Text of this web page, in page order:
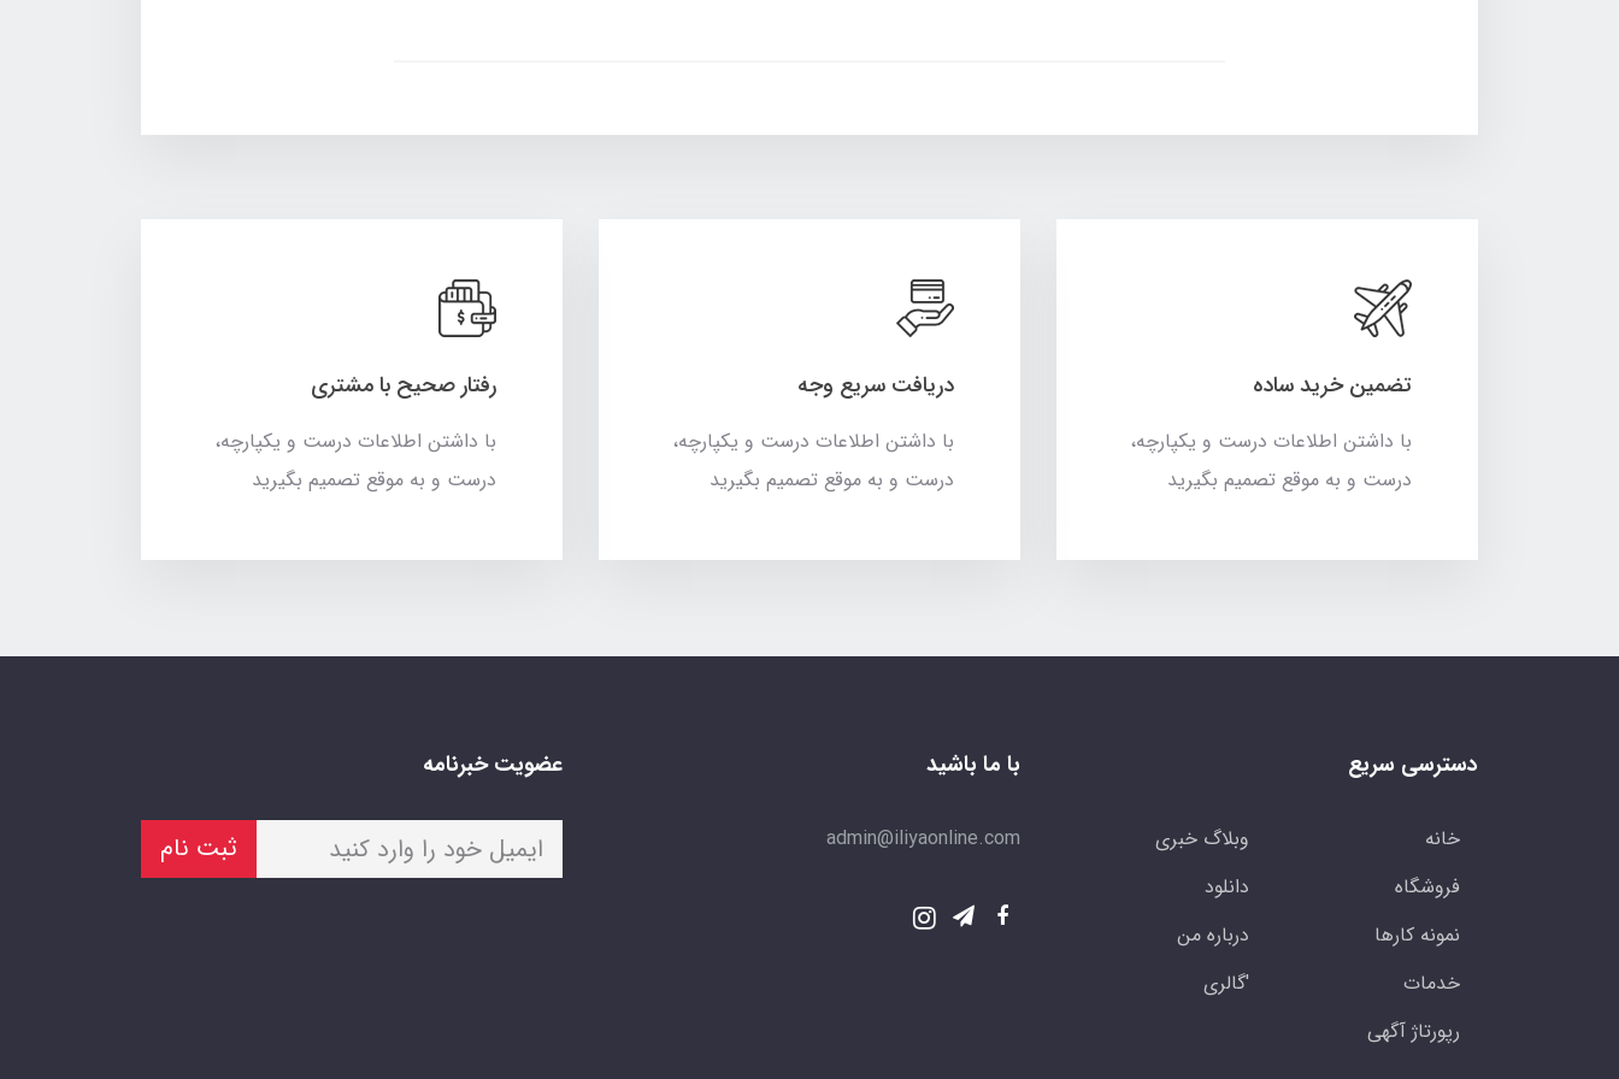
تضمین خرید ساده
با داشتن اطلاعات درست و یکپارچه،
درست و به موقع تصمیم بگیرید
دریافت سریع وجه
با داشتن اطلاعات درست و یکپارچه،
درست و به موقع تصمیم بگیرید
رفتار صحیح با مشتری
با داشتن اطلاعات درست و یکپارچه،
درست و به موقع تصمیم بگیرید
دسترسی سریع
خانه
وبلاگ خبری
فروشگاه
دانلود
نمونه کارها
درباره من
خدمات
'گالری
رپورتاژ آگهی
با ما باشید
admin@iliyaonline.com
عضویت خبرنامه
ثبت نام